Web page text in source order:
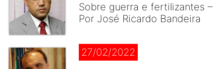
Sobre guerra e fertilizantes –
Por José Ricardo Bandeira
27/02/2022